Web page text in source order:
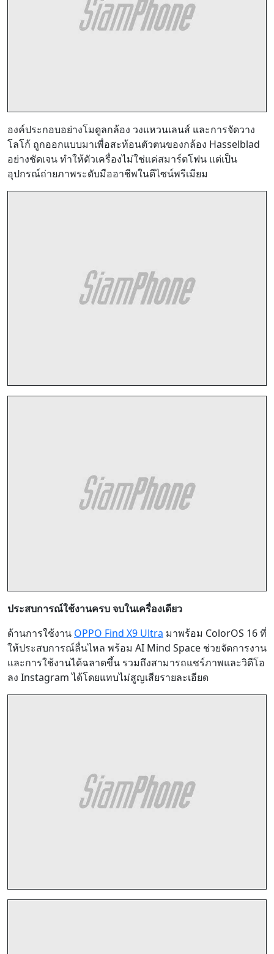
องค์ประกอบอย่างโมดูลกล้อง วงแหวนเลนส์ และการจัดวาง
โลโก้ ถูกออกแบบมาเพื่อสะท้อนตัวตนของกล้อง Hasselblad
อย่างชัดเจน ทำให้ตัวเครื่องไม่ใช่แค่สมาร์ตโฟน แต่เป็น
อุปกรณ์ถ่ายภาพระดับมืออาชีพในดีไซน์พรีเมียม
ประสบการณ์ใช้งานครบ จบในเครื่องเดียว
ด้านการใช้งาน OPPO Find X9 Ultra มาพร้อม ColorOS 16 ที่
ให้ประสบการณ์ลื่นไหล พร้อม AI Mind Space ช่วยจัดการงาน
และการใช้งานได้ฉลาดขึ้น รวมถึงสามารถแชร์ภาพและวิดีโอ
ลง Instagram ได้โดยแทบไม่สูญเสียรายละเอียด